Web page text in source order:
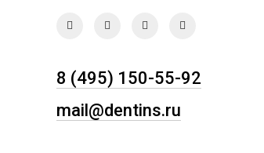
8 (495) 150-55-92
mail@dentins.ru